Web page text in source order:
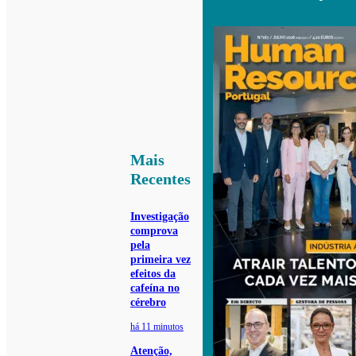
Mais
Recentes
Investigação
comprova
pela
primeira vez
efeitos da
cafeína no
cérebro
há 11 minutos
Atenção,